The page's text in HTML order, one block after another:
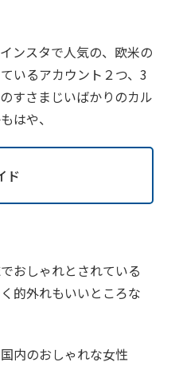
ンスタで人気の、欧米の
いるアカウント２つ、3
すさまじいばかりのカル
はや、
ド
おしゃれとされている
的外れもいいところな
内のおしゃれな女性